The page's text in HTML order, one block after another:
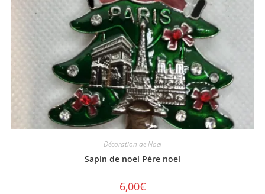
Décoration de Noel
Sapin de noel Père noel
6,00€